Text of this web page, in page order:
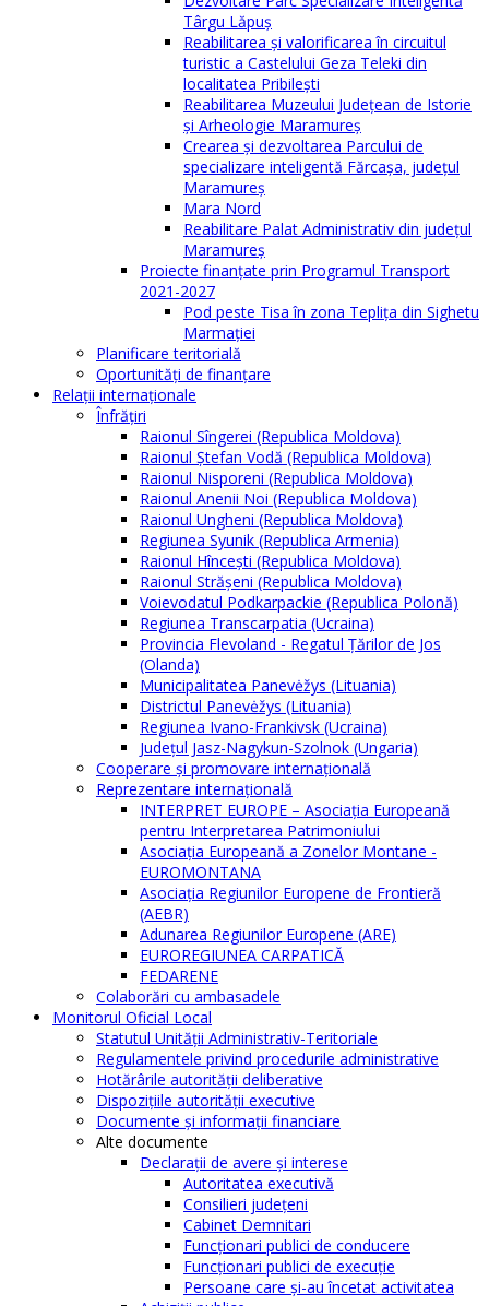
Târgu Lăpuș
Reabilitarea și valorificarea în circuitul
turistic a Castelului Geza Teleki din
localitatea Pribilești
Reabilitarea Muzeului Județean de Istorie
și Arheologie Maramureș
Crearea și dezvoltarea Parcului de
specializare inteligentă Fărcașa, județul
Maramureș
Mara Nord
Reabilitare Palat Administrativ din județul
Maramureș
Proiecte finanțate prin Programul Transport
2021-2027
Pod peste Tisa în zona Teplița din Sighetu
Marmației
Planificare teritorială
Oportunităţi de finanţare
Relaţii internaţionale
Înfrăţiri
Raionul Sîngerei (Republica Moldova)
Raionul Ștefan Vodă (Republica Moldova)
Raionul Nisporeni (Republica Moldova)
Raionul Anenii Noi (Republica Moldova)
Raionul Ungheni (Republica Moldova)
Regiunea Syunik (Republica Armenia)
Raionul Hîncești (Republica Moldova)
Raionul Străşeni (Republica Moldova)
Voievodatul Podkarpackie (Republica Polonă)
Regiunea Transcarpatia (Ucraina)
Provincia Flevoland - Regatul Ţărilor de Jos
(Olanda)
Municipalitatea Panevėžys (Lituania)
Districtul Panevėžys (Lituania)
Regiunea Ivano-Frankivsk (Ucraina)
Judeţul Jasz-Nagykun-Szolnok (Ungaria)
Cooperare şi promovare internaţională
Reprezentare internaţională
INTERPRET EUROPE – Asociația Europeană
pentru Interpretarea Patrimoniului
Asociația Europeană a Zonelor Montane -
EUROMONTANA
Asociația Regiunilor Europene de Frontieră
(AEBR)
Adunarea Regiunilor Europene (ARE)
EUROREGIUNEA CARPATICĂ
FEDARENE
Colaborări cu ambasadele
Monitorul Oficial Local
Statutul Unităţii Administrativ-Teritoriale
Regulamentele privind procedurile administrative
Hotărârile autorităţii deliberative
Dispoziţiile autorităţii executive
Documente şi informaţii financiare
Alte documente
Declaraţii de avere şi interese
Autoritatea executivă
Consilieri judeţeni
Cabinet Demnitari
Funcţionari publici de conducere
Funcționari publici de execuție
Persoane care şi-au încetat activitatea